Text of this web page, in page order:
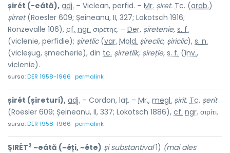
șirét (-eátă), adj. – Viclean, perfid. – Mr. șiret. Tc. (arab.)
șirret(Roesler 609; Șeineanu, II, 327; Lokotsch 1916;
Ronzevalle 106), cf. ngr. σιρέτης. – Der. șiretenie, s. f.
(viclenie, perfidie); șiretlic(var. Mold. șireclic, șiriclic), s. n.
(vicleșug, șmecherie), din tc. șirretlik; șireție, s. f. (înv.,
viclenie).
sursa:DER 1958-1966 permalink
șirét (șireturi), adj. – Cordon, laț. – Mr., megl. șirit. Tc. șerit
(Roesler 609; Șeineanu, II, 337; Lokotsch 1886), cf. ngr. σιρίτι.
sursa:DER 1958-1966 permalink
ȘIRÉT2 ~eátă (~éți, ~éte) și substantival1) (mai ales